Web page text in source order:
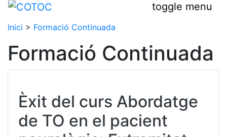
toggle menu
Inici > Formació Continuada
Formació Continuada
Èxit del curs Abordatge
de TO en el pacient